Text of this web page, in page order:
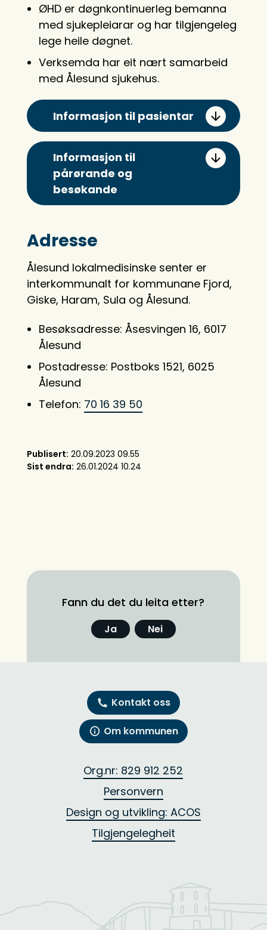
ØHD er døgnkontinuerleg bemanna
med sjukepleiarar og har tilgjengeleg
lege heile døgnet.
Verksemda har eit nært samarbeid
med Ålesund sjukehus.
Informasjon til pasientar
Informasjon til
pårørande og
besøkande
Adresse
Ålesund lokalmedisinske senter er
interkommunalt for kommunane Fjord,
Giske, Haram, Sula og Ålesund.
Besøksadresse: Åsesvingen 16, 6017
Ålesund
Postadresse: Postboks 1521, 6025
Ålesund
Telefon: 70 16 39 50
Publisert 20.09.2023 09.55
Sist endra 26.01.2024 10.24
Fann du det du leita etter?
Ja Nei
Kontakt oss
Om kommunen
Org.nr: 829 912 252
Personvern
Design og utvikling: ACOS
Tilgjengelegheit